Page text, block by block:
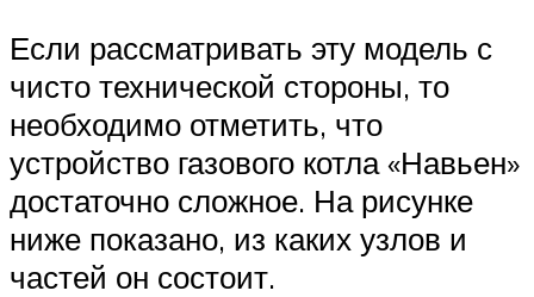
Если рассматривать эту модель с
чисто технической стороны, то
необходимо отметить, что
устройство газового котла «Навьен»
достаточно сложное. На рисунке
ниже показано, из каких узлов и
частей он состоит.